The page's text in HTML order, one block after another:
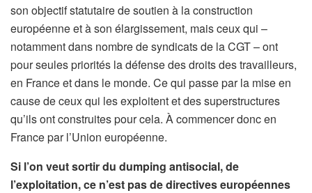
son objectif statutaire de soutien à la construction
européenne et à son élargissement, mais ceux qui –
notamment dans nombre de syndicats de la CGT – ont
pour seules priorités la défense des droits des travailleurs,
en France et dans le monde. Ce qui passe par la mise en
cause de ceux qui les exploitent et des superstructures
qu’ils ont construites pour cela. À commencer donc en
France par l’Union européenne.
Si l’on veut sortir du dumping antisocial, de
l’exploitation, ce n’est pas de directives européennes